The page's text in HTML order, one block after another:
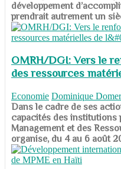
développement
prendrait autrement un
OMRH/DGI: Vers le
des ressources
Economie Dominique
Dans le cadre de ses
capacités des institutions
Management et des
organise, du 4 au 6 août